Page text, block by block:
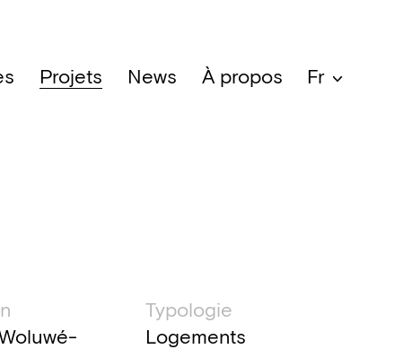
Projets News À propos Fr
technique
Typologie
Logements